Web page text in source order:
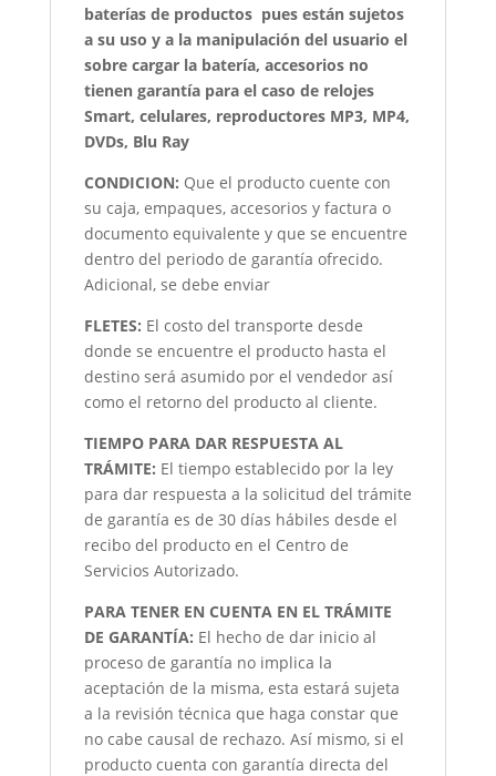
baterías de productos pues están sujetos
a su uso y a la manipulación del usuario el
sobre cargar la batería, accesorios no
tienen garantía para el caso de relojes
Smart, celulares, reproductores MP3, MP4,
DVDs, Blu Ray
CONDICION: Que el producto cuente con
su caja, empaques, accesorios y factura o
documento equivalente y que se encuentre
dentro del periodo de garantía ofrecido.
Adicional, se debe enviar
FLETES: El costo del transporte desde
donde se encuentre el producto hasta el
destino será asumido por el vendedor así
como el retorno del producto al cliente.
TIEMPO PARA DAR RESPUESTA AL
TRÁMITE: El tiempo establecido por la ley
para dar respuesta a la solicitud del trámite
de garantía es de 30 días hábiles desde el
recibo del producto en el Centro de
Servicios Autorizado.
PARA TENER EN CUENTA EN EL TRÁMITE
DE GARANTÍA: El hecho de dar inicio al
proceso de garantía no implica la
aceptación de la misma, esta estará sujeta
a la revisión técnica que haga constar que
no cabe causal de rechazo. Así mismo, si el
producto cuenta con garantía directa del